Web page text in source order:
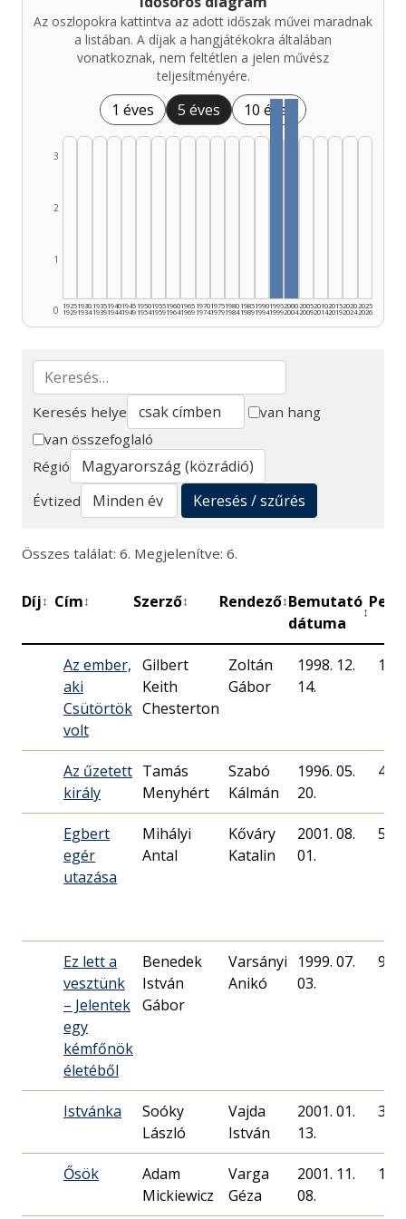
Az oszlopokra kattintva az adott időszak művei maradnak
a listában. A díjak a hangjátékokra általában
vonatkoznak, nem feltétlen a jelen művész
teljesítményére.
1 éves 5 éves 10 éves
0
1
2
3
1925
1929
1930
1934
1935
1939
1940
1944
1945
1949
1950
1954
1955
1959
1960
1964
1965
1969
1970
1974
1975
1979
1980
1984
1985
1989
1990
1994
1995
1999
2000
2004
2005
2009
2010
2014
2015
2019
2020
2024
2025
2026
Keresés
Keresés helye
van hang
van összefoglaló
Régió
Évtized
Keresés / szűrés
Összes találat: 6. Megjelenítve: 6.
Díj↕ Cím↕ Szerző↕ Rendező↕Bemutató
dátuma
↕
Perc
Az ember,
aki
Csütörtök
volt
Gilbert
Keith
Chesterton
Zoltán
Gábor
1998. 12.
14.
143
Az űzetett
király
Tamás
Menyhért
Szabó
Kálmán
1996. 05.
20.
46
Egbert
egér
utazása
Mihályi
Antal
Kőváry
Katalin
2001. 08.
01.
51
Ez lett a
vesztünk
– Jelentek
egy
kémfőnök
életéből
Benedek
István
Gábor
Varsányi
Anikó
1999. 07.
03.
95
Istvánka
Soóky
László
Vajda
István
2001. 01.
13.
39
Ősök
Adam
Mickiewicz
Varga
Géza
2001. 11.
08.
110